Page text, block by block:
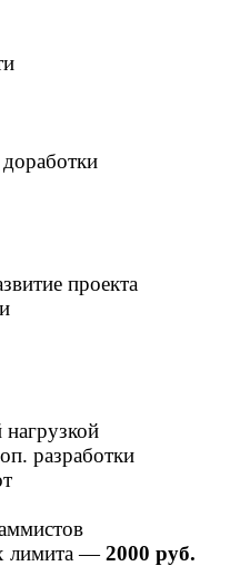
проекта
нагрузкой
разработки
лимита —2000 руб.